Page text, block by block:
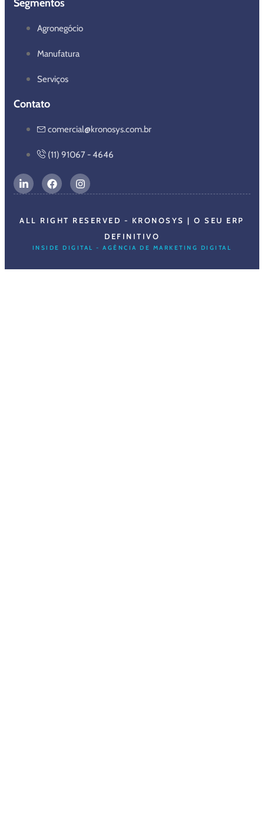
Segmentos
Agronegócio
Manufatura
Serviços
Contato
comercial@kronosys.com.br
(11) 91067 - 4646
ALL RIGHT RESERVED - KRONOSYS | O SEU ERP
DEFINITIVO
INSIDE DIGITAL - AGÊNCIA DE MARKETING DIGITAL